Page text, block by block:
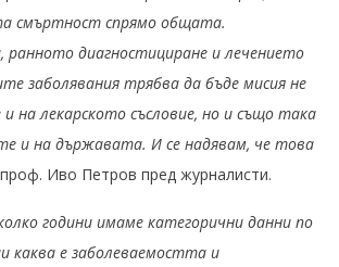
смъртност спрямо общата.
диагностициране и лечението
заболявания трябва да бъде мисия не
на лекарското съсловие, но и също така
и на държавата. И се надявам, че това
Иво Петров пред журналисти.
години имаме категорични данни по
каква е заболеваемостта и